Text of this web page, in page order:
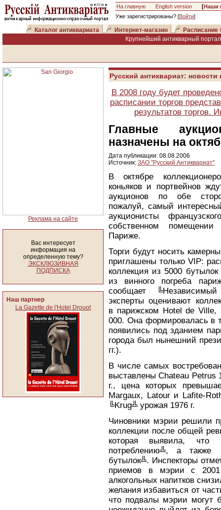
На главную English version [Наши
Уже зарегистрированы? [Войти]
Каталог антиквариата Интернет-магазин
Расписание
Крупнейший антикварный
Реклама на сайте
Вас интересует
информация на
определенную тему?
ЭКСКЛЮЗИВНАЯ
ПОДПИСКА
Наш партнер
La Gazette de l'Hotel Drouot
Русский антиквариат:
В 2008 году будет
расписании торгов
результатов торгов.
Главные
назначены на
Дата публикации: 08.08.2006
Источник: ЗАО "Русский Антиквариат"
В октябре
коньяков и портвейнов
аукционов по обе
пожалуй, самый
аукционисты
собственном
Париже.
Торги будут носить
приглашены только VIP:
коллекция из 5000 бутылок
из винного погреба
сообщает
эксперты оценивают
в парижском Hotel de
000. Она формировалась в
появились под зданием
города был нынешний
гг.).
В числе самых
выставлены Chateau Petrus
г., цена которых
Margaux, Latour и Lafite-
╚Krug╩ урожая 1976 г.
Чиновники мэрии решили
коллекции после общей
которая выявила, что
потреблению╩, а также
бутылок╩. Инспекторы
приемов в мэрии с
алкогольных напитков
желания избавиться от
что подвалы мэрии могут